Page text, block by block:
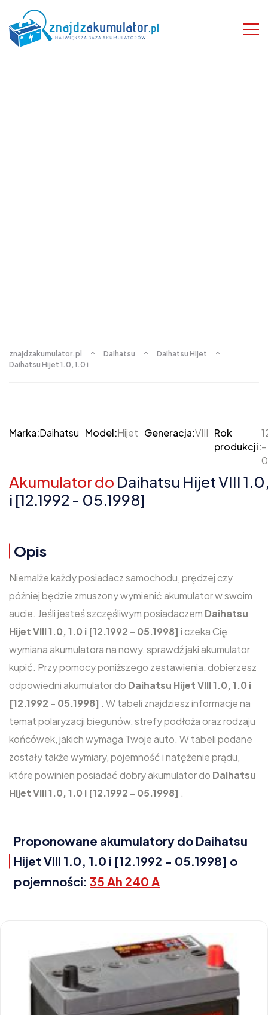
znajdzakumulator.pl Daihatsu
Daihatsu Hijet
Daihatsu Hijet 1.0, 1.0 i
Marka:Daihatsu Model:Hijet Generacja:VIII Rok
produkcji:-
Akumulator do Daihatsu Hijet VIII
i [12.1992 - 05.1998]
Opis
Niemalże każdy posiadacz samochodu, prędzej czy
później będzie zmuszony wymienić akumulator w swoim
aucie. Jeśli jesteś szczęśliwym posiadaczem Daihatsu
Hijet VIII 1.0, 1.0 i [12.1992 - 05.1998] i czeka Cię
wymiana akumulatora na nowy, sprawdź jaki akumulator
kupić. Przy pomocy poniższego zestawienia, dobierzesz
odpowiedni akumulator do Daihatsu Hijet VIII 1.0, 1.0 i
[12.1992 - 05.1998] . W tabeli znajdziesz informacje na
temat polaryzacji biegunów, strefy podłoża oraz rodzaju
końcówek, jakich wymaga Twoje auto. W tabeli podane
zostały także wymiary, pojemność i natężenie prądu,
które powinien posiadać dobry akumulator do Daihatsu
Hijet VIII 1.0, 1.0 i [12.1992 - 05.1998] .
Proponowane akumulatory do Daihatsu
Hijet VIII 1.0, 1.0 i [12.1992 - 05.1998] o
pojemności: 35 Ah 240 A